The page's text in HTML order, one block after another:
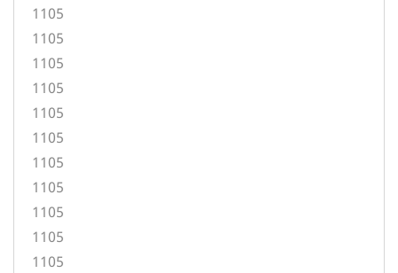
1105
1105
1105
1105
1105
1105
1105
1105
1105
1105
1105